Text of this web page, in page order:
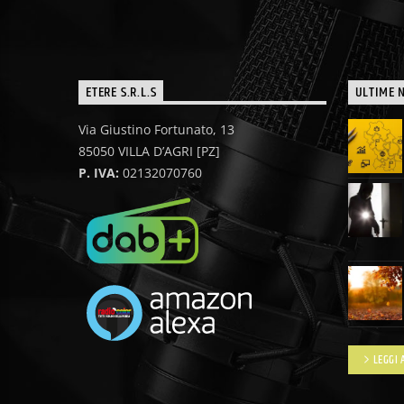
ETERE S.R.L.S
Via Giustino Fortunato, 13
85050 VILLA D’AGRI [PZ]
P. IVA: 02132070760
ULTIME
LEGGI